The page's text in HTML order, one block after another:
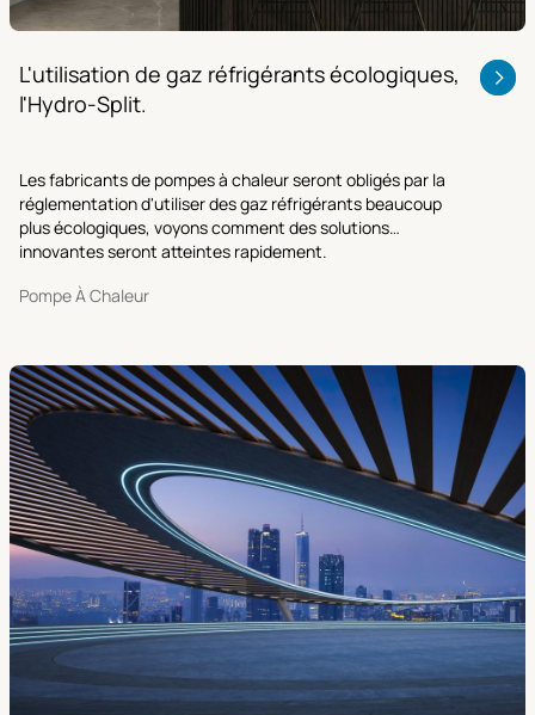
L'utilisation de gaz réfrigérants écologiques,
l'Hydro-Split.
Les fabricants de pompes à chaleur seront obligés par la
réglementation d'utiliser des gaz réfrigérants beaucoup
plus écologiques, voyons comment des solutions
innovantes seront atteintes rapidement.
Pompe À Chaleur